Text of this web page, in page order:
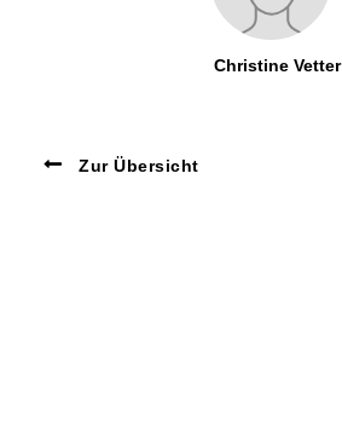
Christine Vetter
Zur Übersicht